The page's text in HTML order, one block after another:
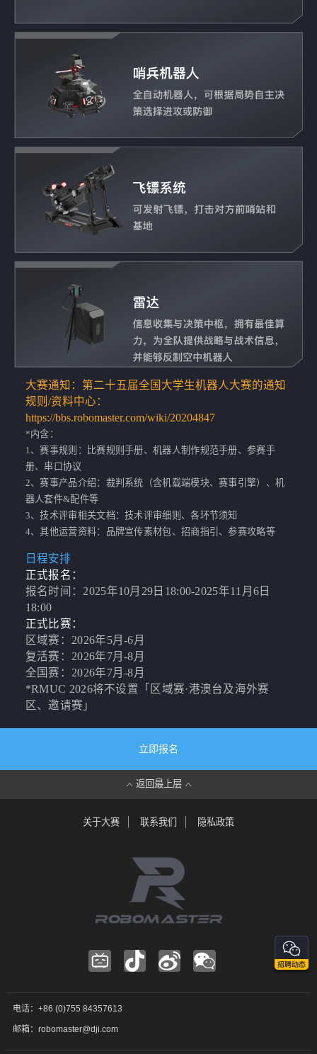
大赛通知： 第二十五届全国大学生机器人大赛的通知
规则/资料中心：
https://bbs.robomaster.com/wiki/20204847
*内含：
1、赛事规则：比赛规则手册、机器人制作规范手册、参赛手
册、串口协议
2、赛事产品介绍：裁判系统（含机载端模块、赛事引擎）、机
器人套件&配件等
3、技术评审相关文档：技术评审细则、各环节须知
4、其他运营资料：品牌宣传素材包、招商指引、参赛攻略等
日程安排
正式报名：
报名时间：2025年10月29日18:00-2025年11月6日
18:00
正式比赛：
区域赛：2026年5月-6月
复活赛：2026年7月-8月
全国赛：2026年7月-8月
*RMUC 2026将不设置「区域赛·港澳台及海外赛
区、邀请赛」
立即报名
返回最上层
关于大赛 联系我们 隐私政策
电话：+86 (0)755 84357613
邮箱： robomaster@dji.com